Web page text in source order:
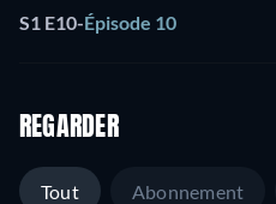
S1 E10-Épisode 10
REGARDER
Tout Abonnement